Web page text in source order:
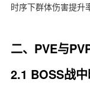
时序下群体伤害提升
二、PVE与
2.1 BOSS战